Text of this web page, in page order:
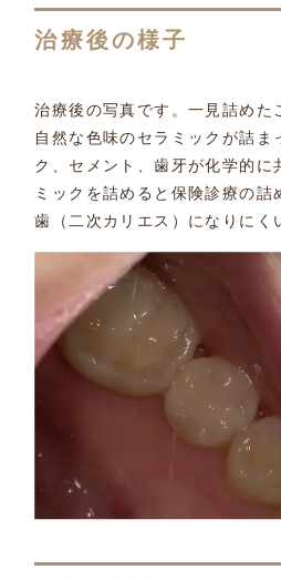
治療後の様子
治療後の写真です。一見詰めた
自然な色味のセラミックが詰ま
ク、セメント、歯牙が化学的に
ミックを詰めると保険診療の詰
歯（二次カリエス）になりにく